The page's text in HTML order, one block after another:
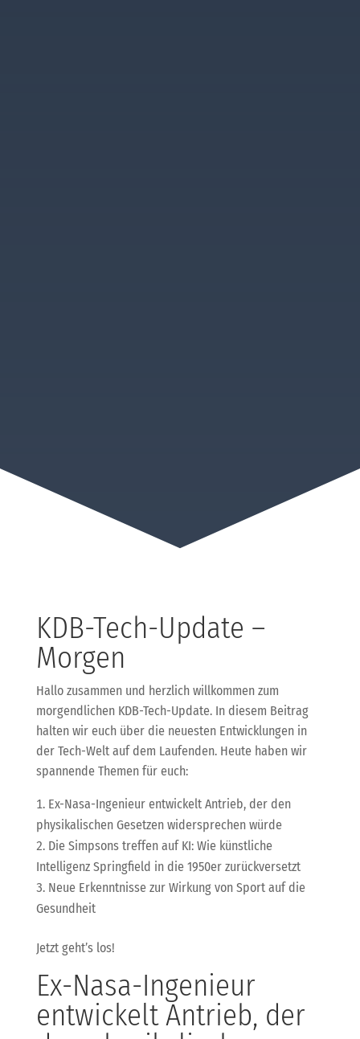
KDB-Tech-Update –
Morgen
Hallo zusammen und herzlich willkommen zum
morgendlichen KDB-Tech-Update. In diesem Beitrag
halten wir euch über die neuesten Entwicklungen in
der Tech-Welt auf dem Laufenden. Heute haben wir
spannende Themen für euch:
Ex-Nasa-Ingenieur entwickelt Antrieb, der den
physikalischen Gesetzen widersprechen würde
Die Simpsons treffen auf KI: Wie künstliche
Intelligenz Springfield in die 1950er zurückversetzt
Neue Erkenntnisse zur Wirkung von Sport auf die
Gesundheit
Jetzt geht’s los!
Ex-Nasa-Ingenieur
entwickelt Antrieb, der